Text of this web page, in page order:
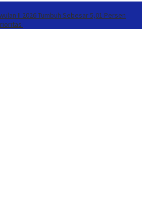
II 2026 Tumbuh Sebesar 5,01 Persen